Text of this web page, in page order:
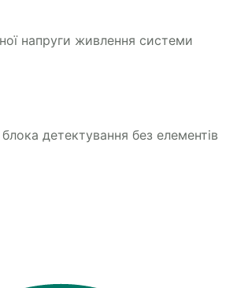
напруги живлення системи
детектування без елементів